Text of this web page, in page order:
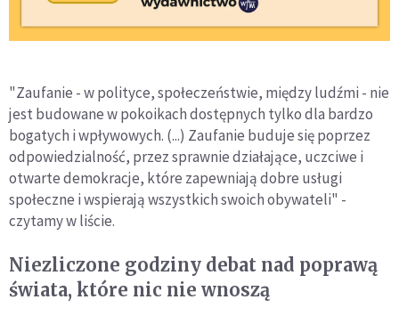
"Zaufanie - w polityce, społeczeństwie, między ludźmi - nie
jest budowane w pokoikach dostępnych tylko dla bardzo
bogatych i wpływowych. (...) Zaufanie buduje się poprzez
odpowiedzialność, przez sprawnie działające, uczciwe i
otwarte demokracje, które zapewniają dobre usługi
społeczne i wspierają wszystkich swoich obywateli" -
czytamy w liście.
Niezliczone godziny debat nad poprawą
świata, które nic nie wnoszą